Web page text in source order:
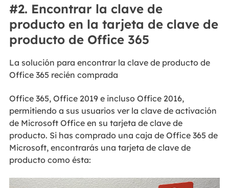
#2. Encontrar la clave de
producto en la tarjeta de clave de
producto de Office 365
La solución para encontrar la clave de producto de
Office 365 recién comprada
Office 365, Office 2019 e incluso Office 2016,
permitiendo a sus usuarios ver la clave de activación
de Microsoft Office en su tarjeta de clave de
producto. Si has comprado una caja de Office 365 de
Microsoft, encontrarás una tarjeta de clave de
producto como ésta: